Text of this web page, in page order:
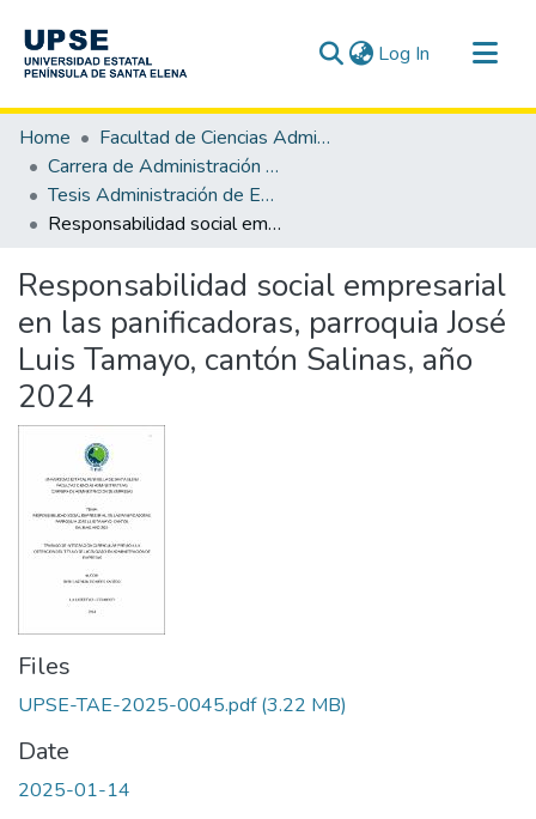
Log In (current)
Communities & Collections
All of DSpace
Statistics
Home
Facultad de Ciencias Administrativas
Carrera de Administración de Empresas
Tesis Administración de Empresas
Responsabilidad social empresarial en las panificadoras, parroquia José Luis Tamayo, cantón Salinas, año 2024
Responsabilidad social empresarial
en las panificadoras, parroquia José
Luis Tamayo, cantón Salinas, año
2024
Files
UPSE-TAE-2025-0045.pdf(3.22 MB)
Date
2025-01-14